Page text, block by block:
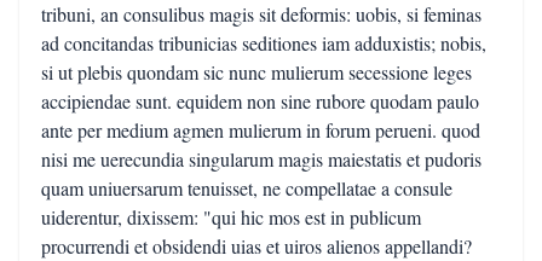
tribuni, an consulibus magis sit deformis: uobis, si feminas
ad concitandas tribunicias seditiones iam adduxistis; nobis,
si ut plebis quondam sic nunc mulierum secessione leges
accipiendae sunt. equidem non sine rubore quodam paulo
ante per medium agmen mulierum in forum perueni. quod
nisi me uerecundia singularum magis maiestatis et pudoris
quam uniuersarum tenuisset, ne compellatae a consule
uiderentur, dixissem: "qui hic mos est in publicum
procurrendi et obsidendi uias et uiros alienos appellandi?